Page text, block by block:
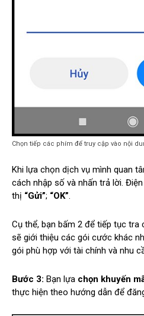
Chọn tiếp các phím để truy cập vào nội
Khi lựa chọn dịch vụ mình quan
cách nhập số và nhấn trả lời.
thị “Gửi”; “OK”.
Cụ thể, bạn bấm 2 để tiếp tục tra
sẽ giới thiệu các gói cước khác
gói phù hợp với tài chính và nhu
Bước 3: Bạn lựa chọn khuyến
thực hiện theo hướng dẫn để